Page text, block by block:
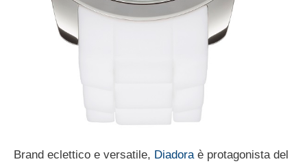
Brand eclettico e versatile, Diadoraè protagonista del